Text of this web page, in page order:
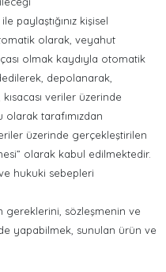
paylaştığınız kişisel
olarak, veyahut
olmak kaydıyla otomatik
depolanarak,
veriler üzerinde
tarafımızdan
üzerinde gerçekleştirilen
olarak kabul edilmektedir.
hukuki sebepleri
gereklerini, sözleşmenin ve
yapabilmek, sunulan ürün ve